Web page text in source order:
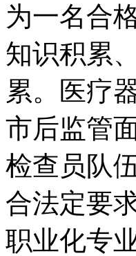
为一名合
知识积累
累。医疗
市后监管
检查员队
合法定要
职业化专